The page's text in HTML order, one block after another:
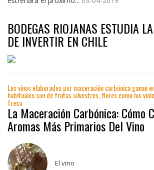
BODEGAS RIOJANAS ESTUDIA
DE INVERTIR EN CHILE
Los vinos elaborados por maceración carbónica ganan
habituales son de frutas silvestres, flores como las
fresa
La Maceración Carbónica: Cómo
Aromas Más Primarios Del Vino
El vino